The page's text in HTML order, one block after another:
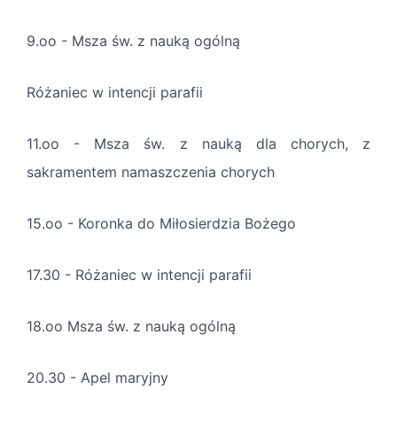
9.oo - Msza św. z nauką ogólną
Różaniec w intencji parafii
11.oo - Msza św. z nauką dla chorych, z
sakramentem namaszczenia chorych
15.oo - Koronka do Miłosierdzia Bożego
17.30 - Różaniec w intencji parafii
18.oo Msza św. z nauką ogólną
20.30 - Apel maryjny